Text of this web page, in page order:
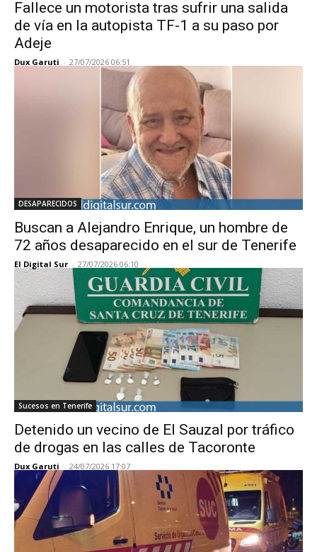
Fallece un motorista tras sufrir una salida
de vía en la autopista TF-1 a su paso por
Adeje
Dux Garuti - 27/07/2026 06:51
DESAPARECIDOS
Buscan a Alejandro Enrique, un hombre de
72 años desaparecido en el sur de Tenerife
El Digital Sur - 27/07/2026 06:10
Sucesos en Tenerife
Detenido un vecino de El Sauzal por tráfico
de drogas en las calles de Tacoronte
Dux Garuti - 24/07/2026 17:07